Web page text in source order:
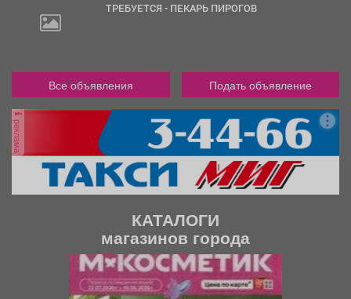
ТРЕБУЕТСЯ - ПЕКАРЬ ПИРОГОВ
Все объявления Подать объявление
реклама
КАТАЛОГИ
магазинов города